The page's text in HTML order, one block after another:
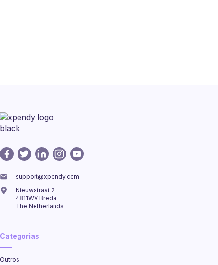
support@xpendy.com
Nieuwstraat 2
4811WV Breda
The Netherlands
Categorias
Outros